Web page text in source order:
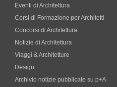
Eventi di Architettura
Corsi di Formazione per Architetti
Concorsi di Architettura
Notizie di Architettura
Viaggi & Architetture
Design
Archivio notizie pubblicate su p+A